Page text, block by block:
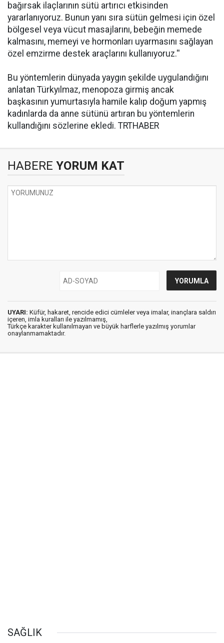
bağırsak ilaçlarının sütü artırıcı etkisinden
yararlanıyoruz. Bunun yanı sıra sütün gelmesi için özel
bölgesel veya vücut masajlarını, bebeğin memede
kalmasını, memeyi ve hormonları uyarmasını sağlayan
özel emzirme destek araçlarını kullanıyoruz.''
Bu yöntemlerin dünyada yaygın şekilde uygulandığını
anlatan Türkyılmaz, menopoza girmiş ancak
başkasının yumurtasıyla hamile kalıp doğum yapmış
kadınlarda da anne sütünü artıran bu yöntemlerin
kullandığını sözlerine ekledi. TRTHABER
HABERE YORUM KAT
UYARI: Küfür, hakaret, rencide edici cümleler veya imalar, inançlara saldırı
içeren, imla kuralları ile yazılmamış,
Türkçe karakter kullanılmayan ve büyük harflerle yazılmış yorumlar
onaylanmamaktadır.
SAĞLIK